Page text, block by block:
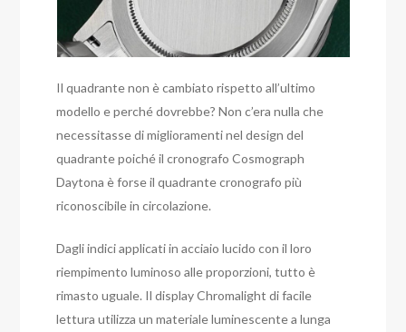
Il quadrante non è cambiato rispetto all’ultimo
modello e perché dovrebbe? Non c’era nulla che
necessitasse di miglioramenti nel design del
quadrante poiché il cronografo Cosmograph
Daytona è forse il quadrante cronografo più
riconoscibile in circolazione.
Dagli indici applicati in acciaio lucido con il loro
riempimento luminoso alle proporzioni, tutto è
rimasto uguale. Il display Chromalight di facile
lettura utilizza un materiale luminescente a lunga